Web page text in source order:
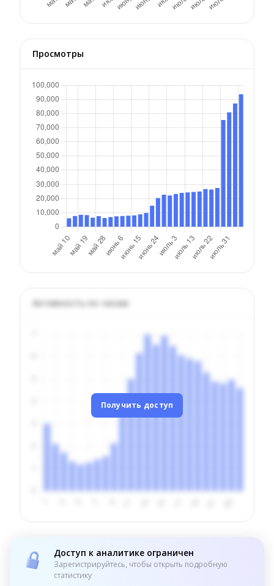
Просмотры
Активность по часам
Получить доступ
Доступ к аналитике ограничен
Зарегистрируйтесь, чтобы открыть подробную
статистику